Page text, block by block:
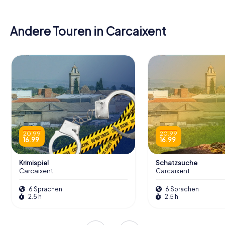
Andere Touren in Carcaixent
20.99
16.99
Krimispiel
Carcaixent
6 Sprachen
2.5 h
20.99
16.99
Schatzsuche
Carcaixent
6 Sprachen
2.5 h